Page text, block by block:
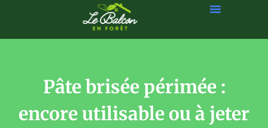
Pâte brisée périmée :
encore utilisable ou à jeter